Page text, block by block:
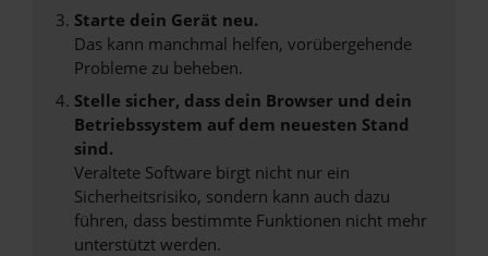
Starte dein Gerät neu.
Das kann manchmal helfen, vorübergehende
Probleme zu beheben.
Stelle sicher, dass dein Browser und dein
Betriebssystem auf dem neuesten Stand
sind.
Veraltete Software birgt nicht nur ein
Sicherheitsrisiko, sondern kann auch dazu
führen, dass bestimmte Funktionen nicht mehr
unterstützt werden.